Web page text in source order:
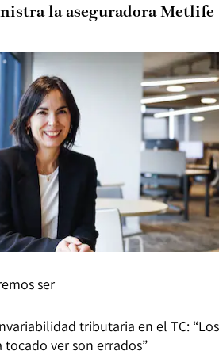
la aseguradora Metlife
ser
tributaria en el TC: “Los
ver son errados”